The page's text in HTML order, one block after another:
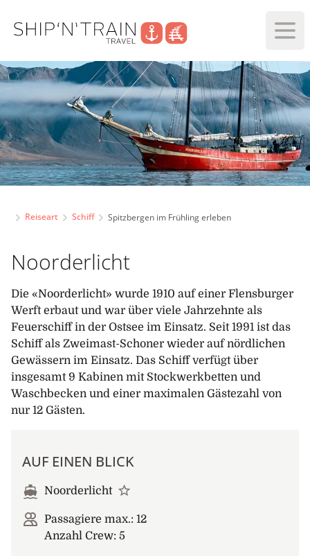
Reiseart Schiff Spitzbergen im Frühling erleben
Noorderlicht
Die «Noorderlicht» wurde 1910 auf einer Flensburger
Werft erbaut und war über viele Jahrzehnte als
Feuerschiff in der Ostsee im Einsatz. Seit 1991 ist das
Schiff als Zweimast-Schoner wieder auf nördlichen
Gewässern im Einsatz. Das Schiff verfügt über
insgesamt 9 Kabinen mit Stockwerkbetten und
Waschbecken und einer maximalen Gästezahl von
nur 12 Gästen.
AUF EINEN BLICK
Noorderlicht
Passagiere max.: 12
Anzahl Crew: 5